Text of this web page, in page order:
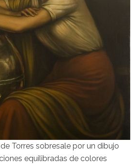
Torres sobresale por un dibujo
equilibradas de colores